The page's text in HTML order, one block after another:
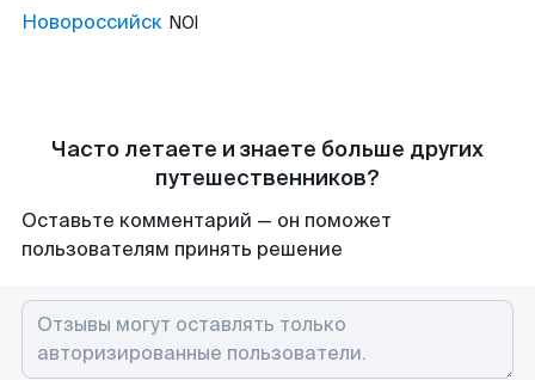
Новороссийск NOI
Часто летаете и знаете больше других
путешественников?
Оставьте комментарий — он поможет
пользователям принять решение